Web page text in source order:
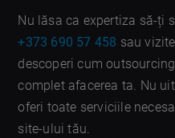
Nu lăsa ca expertiza să-ți
+373 690 57 458 sau
descoperi cum
complet afacerea ta. Nu
oferi toate serviciile
site-ului tău.